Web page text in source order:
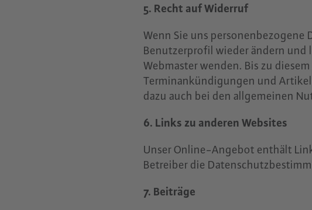
5. Recht auf Widerruf
Wenn Sie uns personenbezogene
Benutzerprofil wieder ändern und
Webmaster wenden. Bis zu
Terminankündigungen und
dazu auch bei den allgemeinen
6. Links zu anderen Websites
Unser Online-Angebot enthält
Betreiber die
7. Beiträge